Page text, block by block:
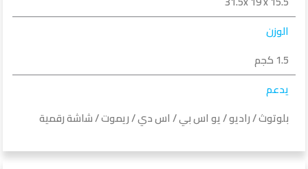
الوزن
1.5 كجم
يدعم
بلوتوث / راديو / يو اس بي / اس دي / ريموت / شاشة رقمية